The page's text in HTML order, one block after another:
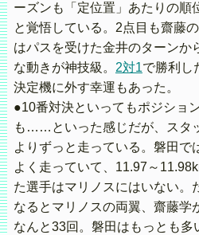
ーズンも「定位置」あたりの順
と覚悟している。2点目も齋藤
はパスを受けた金井のターンか
な動きが神技級。 2対1で勝利し
決定機に外す幸運もあった。
●10番対決といってもポジショ
も……といった感じだが、スタ
よりずっと走っている。磐田で
よく走っていて、11.97～
た選手はマリノスにはいない。
なるとマリノスの両翼、齋藤学
なんと33回。磐田はもっとも